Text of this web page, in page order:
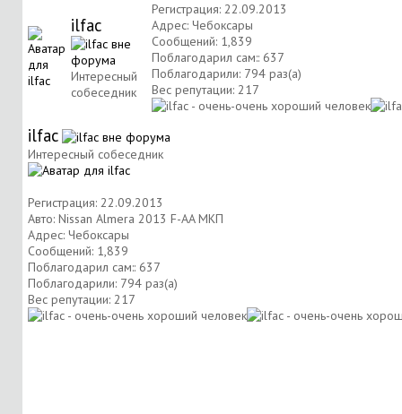
ilfac
Интересный
собеседник
Регистрация: 22.09.2013
Адрес: Чебоксары
Сообщений: 1,839
Поблагодарил сам:: 637
Поблагодарили: 794 раз(а)
Вес репутации: 217
ilfac
Интересный собеседник
Регистрация: 22.09.2013
Авто: Nissan Almera 2013 F-AA МКП
Адрес: Чебоксары
Сообщений: 1,839
Поблагодарил сам:: 637
Поблагодарили: 794 раз(а)
Вес репутации: 217